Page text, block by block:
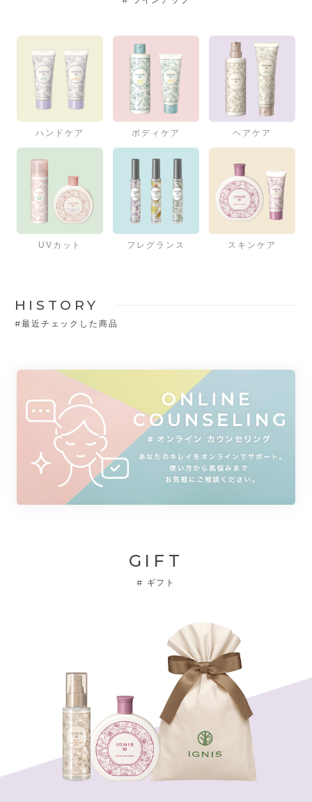
ハンドケア ボディケア ヘアケア
UVカット フレグランス スキンケア
HISTORY
#最近チェックした商品
GIFT
# ギフト